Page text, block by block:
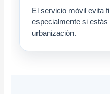
El servicio móvil evita
especialmente si
urbanización.